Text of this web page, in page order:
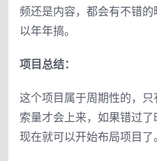
频还是内容，都会有不错
以年年搞。
项目总结：
这个项目属于周期性的，
索量才会上来，如果错过
现在就可以开始布局项目了。